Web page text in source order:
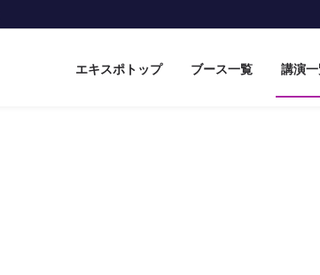
エキスポトップ ブース一覧 講演